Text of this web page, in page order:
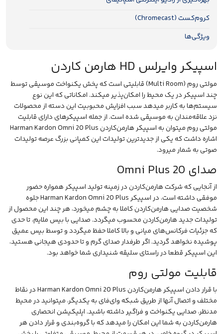
کروم‌کست (Chromecast)
ویژگی‌ها
اسپیکر وایرلس HD هارمن کاردن
مولتی روم (Multi Room) قابلیتی است که پخش یکنواخت موسیقی توسط
چنداسپیکردر یک محیط را امکان‌پذیر میکند. امکاناتی که این نوع
سیستم‌ها به کاربر میدهد سبب افزایش محبوبیت این دسته از محصولات
نزد علاقه‌مندان به موسیقی شده است. از جمله اسپیکرهای دارای قابلیت
مولتی روم میتوان به اسپیکر هارمن‌کاردن Harman Kardon Omni 20 Plus
اشاره داشت که یکی از جدیدترین تولیدات این کمپانی بزرگ عرصه تولیدات
صوتی به شمار میرود.
صدای Omni Plus 20
از آنجایی که شرکتهارمن‌کاردندر زمینه تولید اسپیکر همواره حضور
موفقی داشته است، در اسپیکر Harman Kardon Omni 20 Plus جلوه
شخصیت صدایی هارمن‌کاردن کاملا به چشم میخورد، هر چند این محصول از
تولیدات جدید هارمن‌کاردن محسوب میگردد. صدایی با بیس ملایم، تا حدی
که جزئیات فرکانس‌های میانی و بالا کاملا حفظ میگردد و توسط بیس عمیق
پوشیده نخواهد گردید. اگر طرفدار صدای گرم و تا حدودی هیجانی هستید،
این اسپیکر قطعا در راستای سلیقه شنیداری شما خواهد بود.
قابلیت مولتی روم
با قرار دادن اسپیکر هارمن‌کاردن Harman Kardon Omni 20 Plus در نقاط
مختلف و اتصال آنها از طریق شبکه وای‌فای به یکدیگر، میتوانید در محیط
مدنظر، صدایی یکنواخت و فراگیر داشته باشید. اپلیکیشن انحصاری
هارمن‌کاردن به شما این امکان را میدهد که با گروه‌بندی و قرار دادن هر